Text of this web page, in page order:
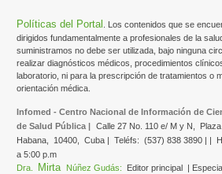
Políticas del Portal . Los contenidos que se
dirigidos fundamentalmente a profesionales de la
suministramos no debe ser utilizada, bajo ninguna
realizar diagnósticos médicos, procedimientos
laboratorio, ni para la prescripción de tratamientos o
orientación médica.
Infomed - Centro Nacional de Información de
de Salud Pública | Calle 27 No. 110 e/ M y N,
Habana, 10400, Cuba | Teléfs: (537) 838 3890 | |
a 5:00 p.m
Dra.
Mirta Núñez Gudás: Editor principal |